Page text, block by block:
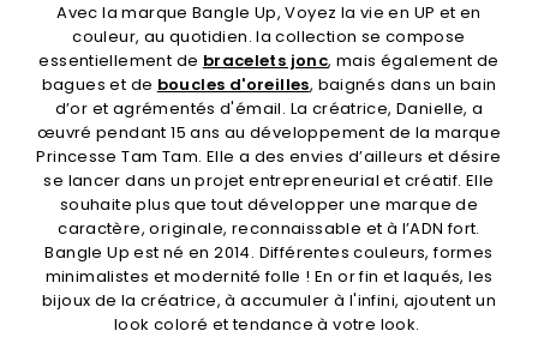
Avec la marque Bangle Up, Voyez la vie en UP et en
couleur, au quotidien. la collection se compose
essentiellement de bracelets jonc, mais également de
bagues et de boucles d'oreilles, baignés dans un bain
d’or et agrémentés d'émail. La créatrice, Danielle, a
œuvré pendant 15 ans au développement de la marque
Princesse Tam Tam. Elle a des envies d’ailleurs et désire
se lancer dans un projet entrepreneurial et créatif. Elle
souhaite plus que tout développer une marque de
caractère, originale, reconnaissable et à l’ADN fort.
Bangle Up est né en 2014. Différentes couleurs, formes
minimalistes et modernité folle ! En or fin et laqués, les
bijoux de la créatrice, à accumuler à l'infini, ajoutent un
look coloré et tendance à votre look.